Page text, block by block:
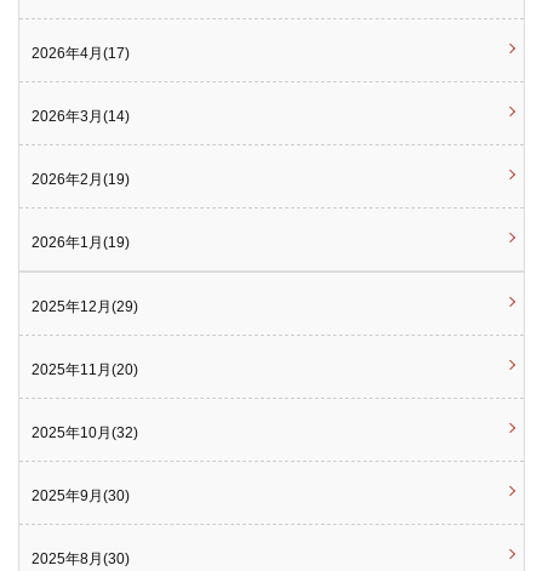
2026年4月(17)
2026年3月(14)
2026年2月(19)
2026年1月(19)
2025年12月(29)
2025年11月(20)
2025年10月(32)
2025年9月(30)
2025年8月(30)